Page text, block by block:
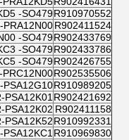
R910970552
-SO479
R902411524
PRA12N00
R902433769
-SO479
R902433786
-SO479
R902426755
-SO479
R902535506
R910989205
PSA12G10
R902421692
PSA12K01
R902411158
PSA12K02
R910992331
PSA12K52
R910969830